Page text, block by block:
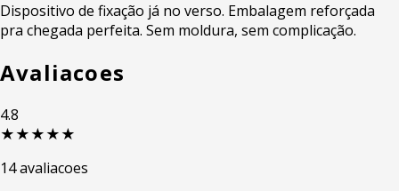
Dispositivo de fixação já no verso. Embalagem reforçada
pra chegada perfeita. Sem moldura, sem complicação.
Avaliacoes
4.8
★★★★★
14 avaliacoes